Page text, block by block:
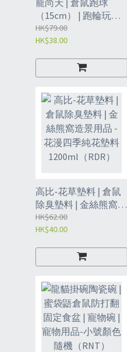
（15cm） | 跑輪玩具
滾球 | 滾輪運動球 | 支
架金絲熊松鼠用品跑
HK$79.00
HK$38.00
高比-花草墊料 | 倉鼠
除臭墊料 | 金絲熊窩造
景用品 - 花漫四季純花
墊料 1200ml（RDR）
HK$62.00
HK$40.00